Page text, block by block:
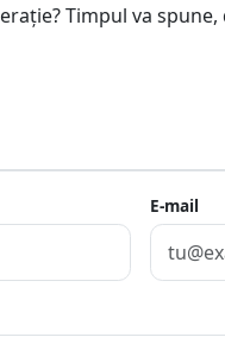
Timpul va
E-mail